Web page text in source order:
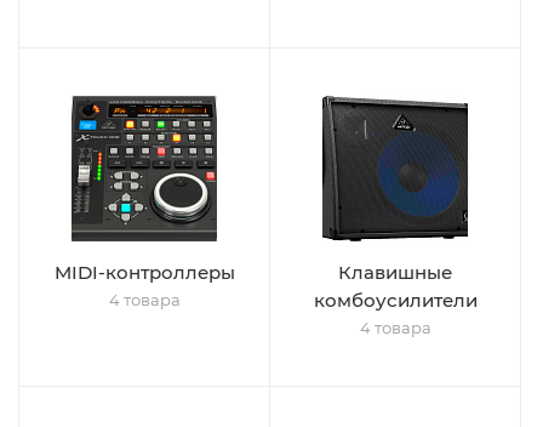
MIDI-контроллеры
4 товара
Клавишные
комбоусилители
4 товара